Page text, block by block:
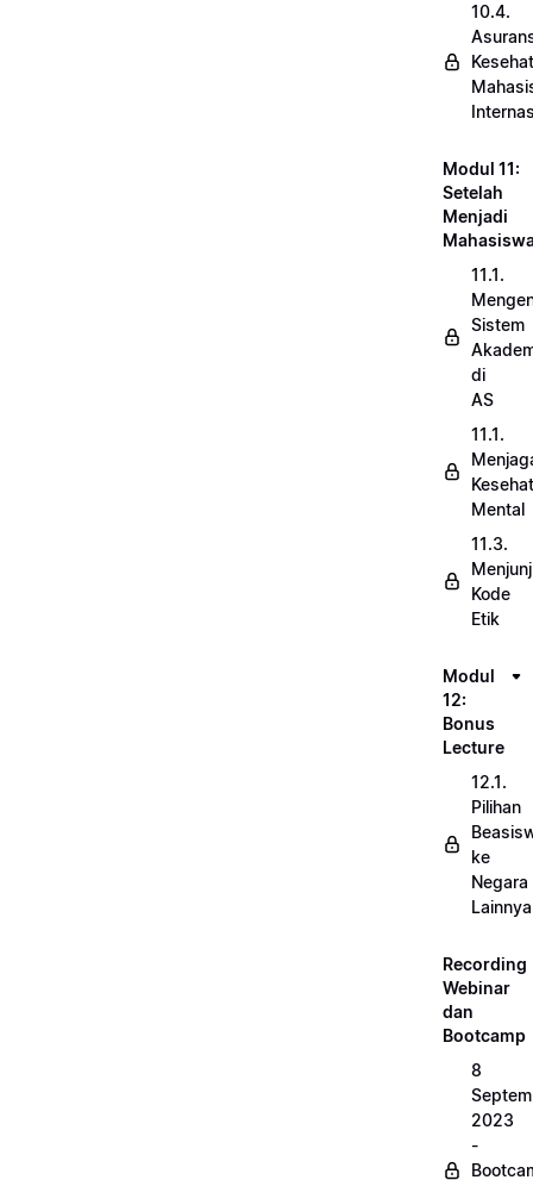
10.4.
Modul 11:
Setelah
Menjadi
11.1.
Sistem
di
AS
11.1.
Mental
11.3.
Kode
Etik
Modul
12:
Bonus
Lecture
12.1.
Pilihan
ke
Negara
Lainnya
Recording
Webinar
dan
Bootcamp
8
2023
-